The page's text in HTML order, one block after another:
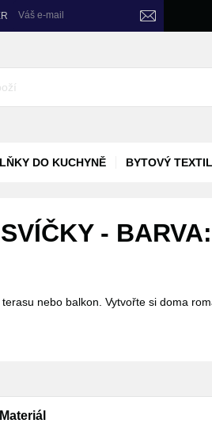
Váš e-mail
DO KUCHYNĚ BYTOVÝ TEXTIL
-
nebo balkon. Vytvořte si doma
Materiál